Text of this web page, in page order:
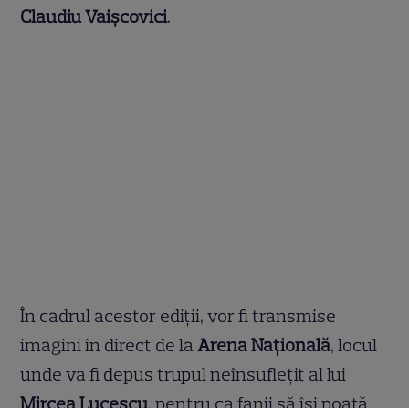
Claudiu Vaișcovici.
În cadrul acestor ediții, vor fi transmise
imagini în direct de laArena Națională, locul
unde va fi depus trupul neînsuflețit al lui
Mircea Lucescu, pentru ca fanii să își poată